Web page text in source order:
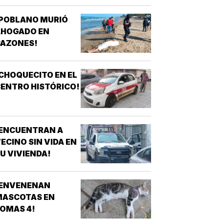
MURIÓ
EN
EN EL
HISTÓRICO!
A
SIN VIDA EN
VIVIENDA!
EN
4!